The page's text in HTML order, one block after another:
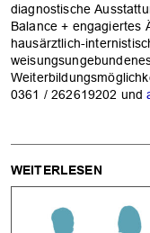
diagnostische
Balance + engagiertes
hausärztlich-
0361 / 262619202 und
WEITERLESEN